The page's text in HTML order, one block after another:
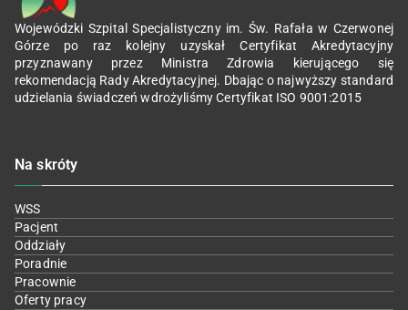
Wojewódzki Szpital Specjalistyczny im. Św. Rafała w Czerwonej
Górze po raz kolejny uzyskał Certyfikat Akredytacyjny
przyznawany przez Ministra Zdrowia kierującego się
rekomendacją Rady Akredytacyjnej. Dbając o najwyższy standard
udzielania świadczeń wdrożyliśmy Certyfikat ISO 9001:2015
Na skróty
WSS
Pacjent
Oddziały
Poradnie
Pracownie
Oferty pracy